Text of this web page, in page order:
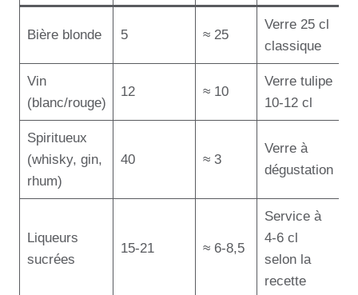
Bière blonde 5 ≈ 25
Verre 25 cl
classique
Vin
(blanc/rouge)
12 ≈ 10
Verre tulipe
10-12 cl
Spiritueux
(whisky, gin,
rhum)
40 ≈ 3
Verre à
dégustation
Liqueurs
sucrées
15-21 ≈ 6-8,5
Service à
4-6 cl
selon la
recette